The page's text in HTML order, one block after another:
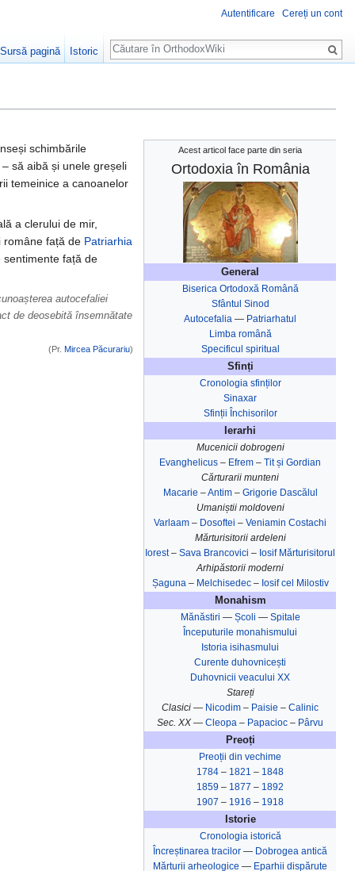
Acest articol face parte din seria
Ortodoxia în România
General
Biserica Ortodoxă Română
Sfântul Sinod
Autocefalia — Patriarhatul
Limba română
Specificul spiritual
Sfinți
Cronologia sfinților
Sinaxar
Sfinții Închisorilor
Ierarhi
Mucenicii dobrogeni
Evanghelicus – Efrem – Tit și Gordian
Cărturarii munteni
Macarie –Antim– Grigorie Dascălul
Umaniștii moldoveni
Varlaam – Dosoftei – Veniamin Costachi
Mărturisitorii ardeleni
Iorest– Sava Brancovici – Iosif Mărturisitorul
Arhipăstorii moderni
Șaguna – Melchisedec– Iosif cel Milostiv
Monahism
Mănăstiri — Școli — Spitale
Începuturile monahismului
Istoria isihasmului
Curente duhovnicești
Duhovnicii veacului XX
Stareți
Clasici — Nicodim – Paisie – Calinic
Sec. XX — Cleopa – Papacioc – Pârvu
Preoți
Preoții din vechime
1784 – 1821 – 1848
1859 – 1877 – 1892
1907 – 1916 – 1918
Istorie
Cronologia istorică
Încreștinarea tracilor — Dobrogea antică
Mărturii arheologice — Eparhii dispărute
schimbările
să aibă și unele greșeli
temeinice a canoanelor
a clerului de mir,
române față de Patriarhia
sentimente față de
autocefaliei
de deosebită însemnătate
(Pr. Mircea Păcurariu)
Autentificare Cereți un cont
Sursă pagină Istoric
Căutare